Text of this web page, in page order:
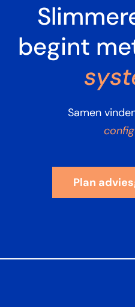
begint
Samen
Plan